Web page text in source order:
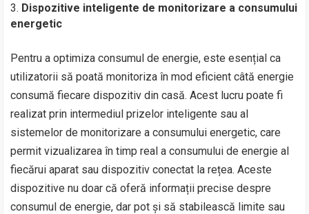
Dispozitive inteligente de monitorizare a consumului
energetic
Pentru a optimiza consumul de energie, este esențial ca
utilizatorii să poată monitoriza în mod eficient câtă energie
consumă fiecare dispozitiv din casă. Acest lucru poate fi
realizat prin intermediul prizelor inteligente sau al
sistemelor de monitorizare a consumului energetic, care
permit vizualizarea în timp real a consumului de energie al
fiecărui aparat sau dispozitiv conectat la rețea. Aceste
dispozitive nu doar că oferă informații precise despre
consumul de energie, dar pot și să stabilească limite sau